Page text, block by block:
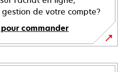
de votre compte?
commander